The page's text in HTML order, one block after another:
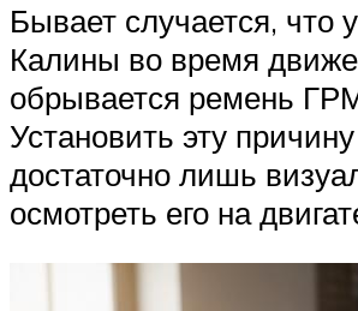
Бывает случается, что
Калины во время
обрывается ремень
Установить эту
достаточно лишь
осмотреть его на